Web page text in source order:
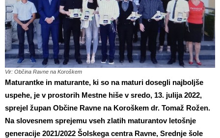
Vir: Občina Ravne na Koroškem
Maturantke in maturante, ki so na maturi dosegli najboljše
uspehe, je v prostorih Mestne hiše v sredo, 13. julija 2022,
sprejel župan Občine Ravne na Koroškem dr. Tomaž Rožen.
Na slovesnem sprejemu vseh zlatih maturantov letošnje
generacije 2021/2022 Šolskega centra Ravne, Srednje šole